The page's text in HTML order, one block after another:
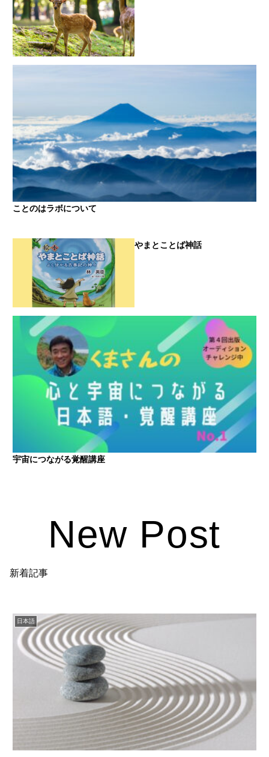
ことのはラボについて
やまとことば神話
宇宙につながる覚醒講座
New Post
新着記事
日本語